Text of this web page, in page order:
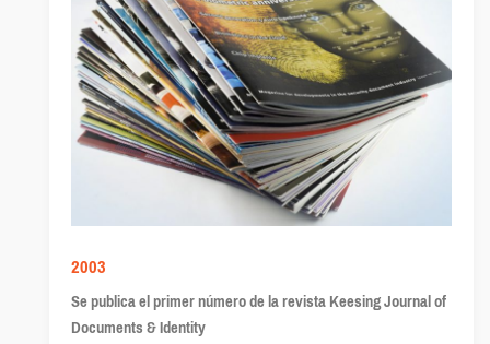
2003
Se publica el primer número de la revista Keesing Journal of
Documents & Identity